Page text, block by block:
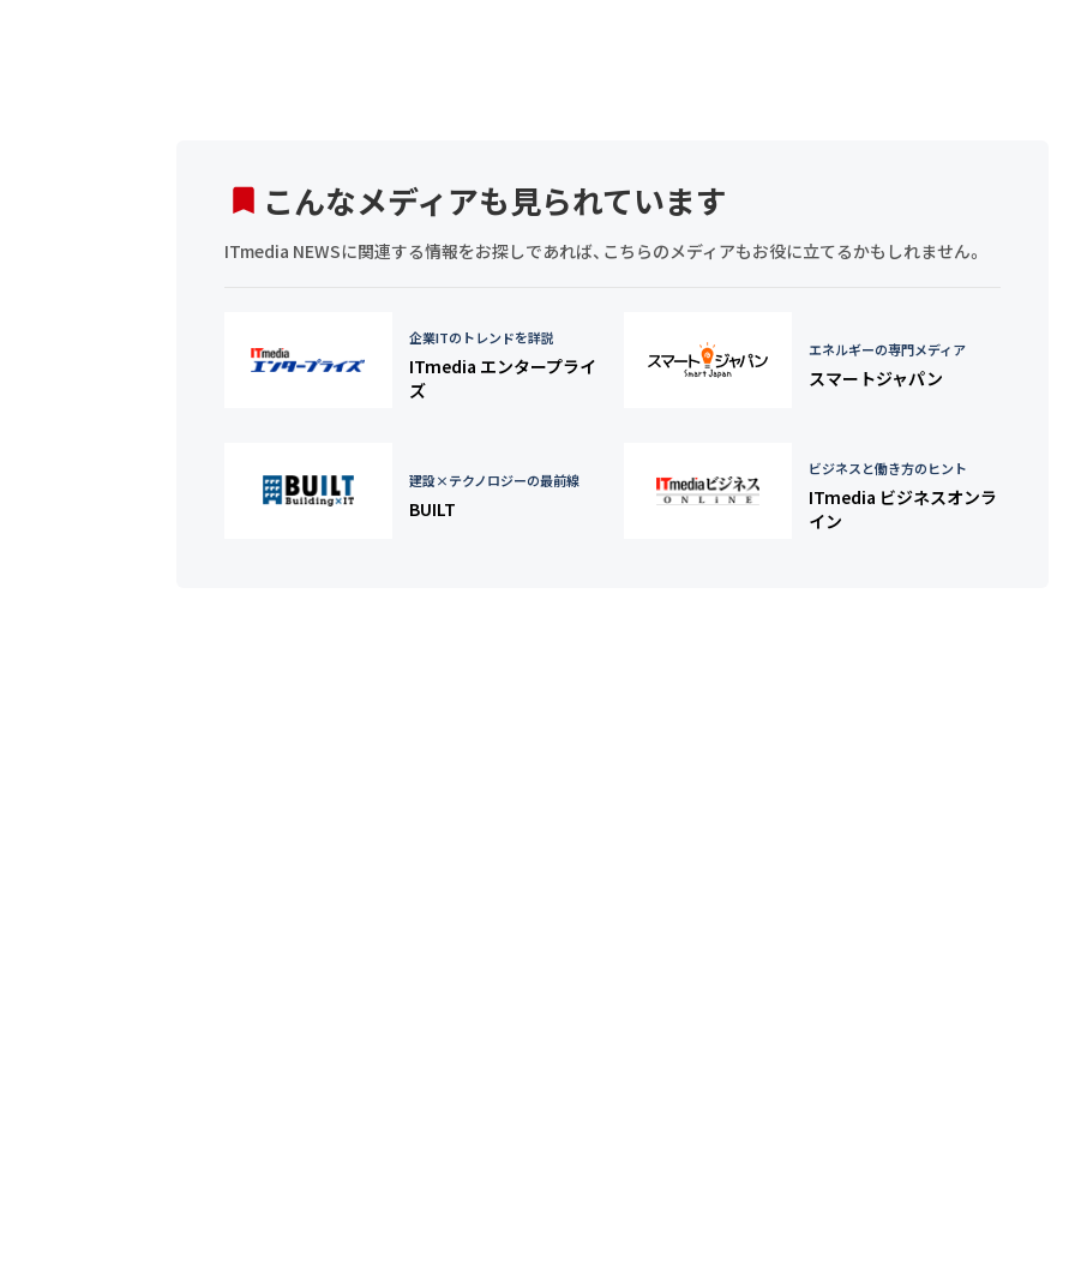
こんなメディアも見られています
ITmedia NEWSに関連する情報をお探しであれば、こちらのメディアもお役に立てるかもしれません。
企業ITのトレンドを詳説
ITmedia エンタープライ
ズ
エネルギーの専門メディア
スマートジャパン
建設×テクノロジーの最前線
BUILT
ビジネスと働き方のヒント
ITmedia ビジネスオンラ
イン